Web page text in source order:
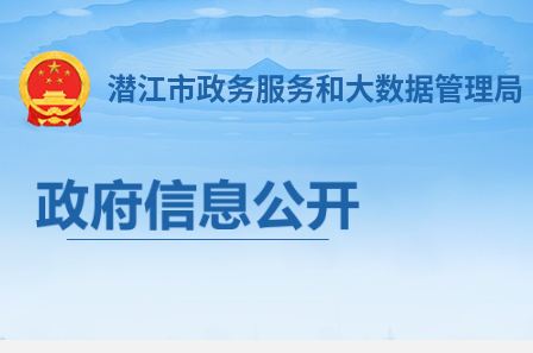
潜江市政务服务和大数据管理局